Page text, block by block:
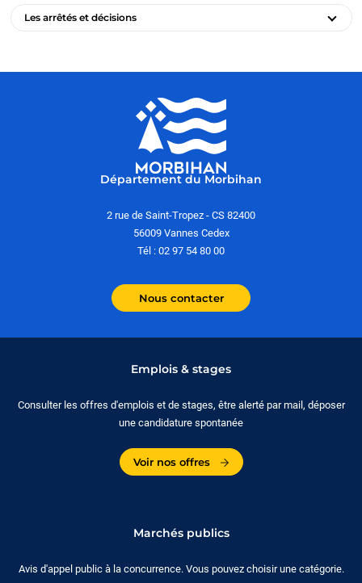
Les arrêtés et décisions
Département du Morbihan
2 rue de Saint-Tropez - CS 82400
56009 Vannes Cedex
Tél : 02 97 54 80 00
Nous contacter
Emplois & stages
Consulter les offres d'emplois et de stages, être alerté par mail, déposer
une candidature spontanée
Voir nos offres
Marchés publics
Avis d'appel public à la concurrence. Vous pouvez choisir une catégorie.